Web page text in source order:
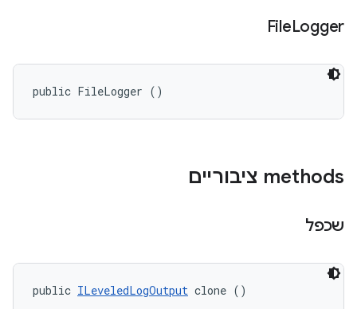
FileLogger
public FileLogger ()
‫methods ציבוריים
שכפל
public ILeveledLogOutput clone ()